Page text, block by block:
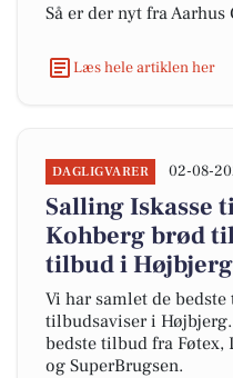
Så er der nyt fra Aarhus
Læs hele artiklen her
DAGLIGVARER 02-08-
Salling Iskasse
Kohberg brød
tilbud i Højbjerg
Vi har samlet de
tilbudsaviser i
bedste tilbud fra Føtex,
og SuperBrugsen.